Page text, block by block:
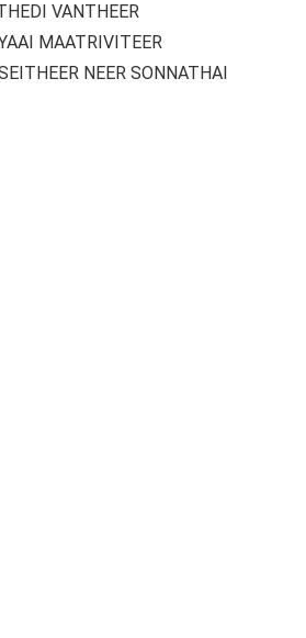
VANTHEER
MAATRIVITEER
NEER SONNATHAI